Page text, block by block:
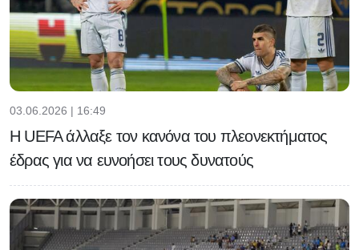
03.06.2026 | 16:49
H UEFA άλλαξε τον κανόνα του πλεονεκτήματος
έδρας για να ευνοήσει τους δυνατούς